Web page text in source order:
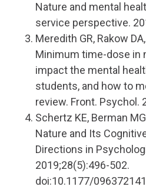
Nature and mental
service perspective.
Meredith GR, Rakow
Minimum time-dose in
impact the mental
students, and how to
review. Front. Psychol.
Schertz KE, Berman
Nature and Its
Directions in
2019;28(5):496-502.
doi:10.1177/